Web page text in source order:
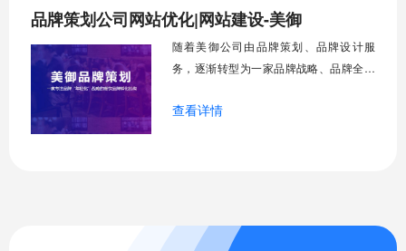
有优化。网站基础较好、文章质量较优、
品牌策划公司网站优化|网站建设-美御
随着美御公司由品牌策划、品牌设计服
务，逐渐转型为一家品牌战略、品牌全案
务需求。需要对网站的服务内容、网站的
查看详情